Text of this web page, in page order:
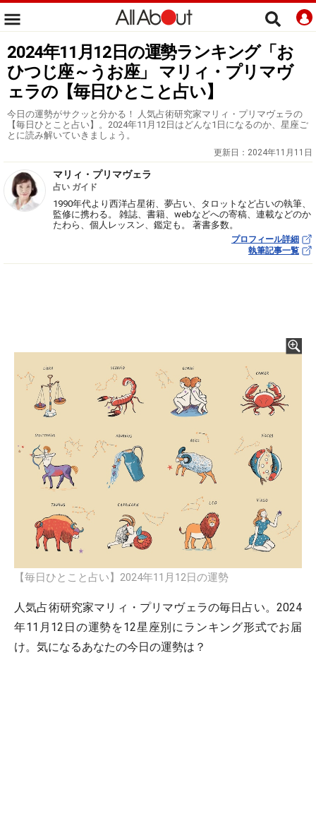
2024年11月12日の運勢ランキング「お
ひつじ座～うお座」 マリィ・プリマヴ
ェラの【毎日ひとこと占い】
今日の運勢がサクッと分かる！ 人気占術研究家マリィ・プリマヴェラの
【毎日ひとこと占い】。2024年11月12日はどんな1日になるのか、星座ご
とに読み解いていきましょう。
更新日： 2024年11月11日
マリィ・プリマヴェラ
占い ガイド
1990年代より西洋占星術、夢占い、タロットなど占いの執筆、
監修に携わる。 雑誌、書籍、webなどへの寄稿、連載などのか
たわら、個人レッスン、鑑定も。 著書多数。
プロフィール詳細
執筆記事一覧
【毎日ひとこと占い】2024年11月12日の運勢
人気占術研究家マリィ・プリマヴェラの毎日占い。2024
年11月12日の運勢を12星座別にランキング形式でお届
け。気になるあなたの今日の運勢は？